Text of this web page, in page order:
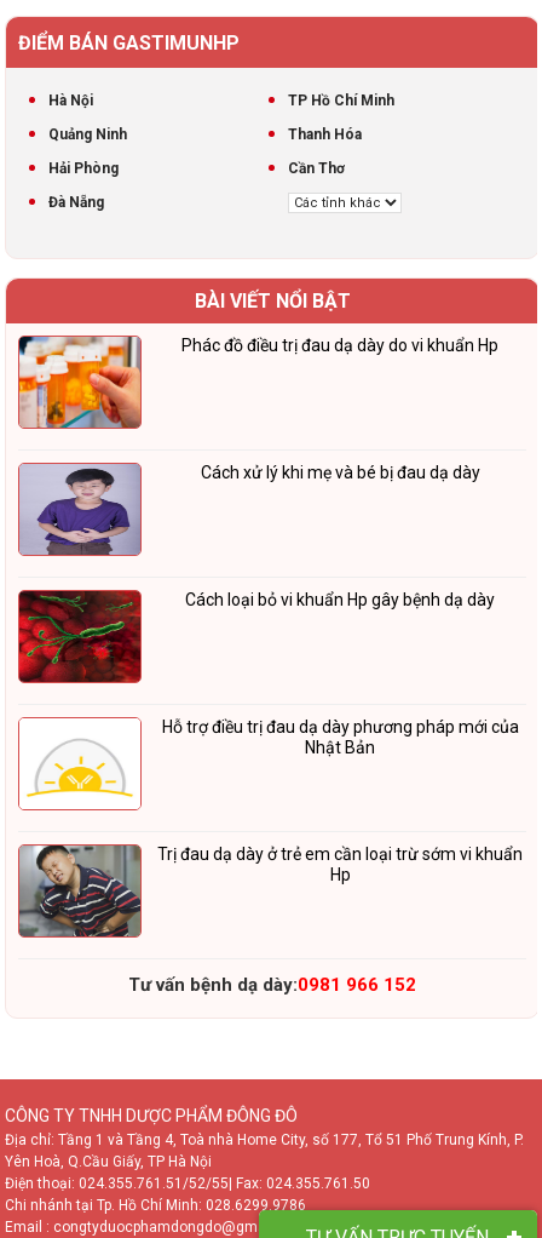
ĐIỂM BÁN GASTIMUNHP
Hà Nội
TP Hồ Chí Minh
Quảng Ninh
Thanh Hóa
Hải Phòng
Cần Thơ
Đà Nẵng
BÀI VIẾT NỔI BẬT
Phác đồ điều trị đau dạ dày do vi khuẩn Hp
Cách xử lý khi mẹ và bé bị đau dạ dày
Cách loại bỏ vi khuẩn Hp gây bệnh dạ dày
Hỗ trợ điều trị đau dạ dày phương pháp mới của
Nhật Bản
Trị đau dạ dày ở trẻ em cần loại trừ sớm vi khuẩn
Hp
Tư vấn bệnh dạ dày:0981 966 152
CÔNG TY TNHH DƯỢC PHẨM ĐÔNG ĐÔ
Địa chỉ: Tầng 1 và Tầng 4, Toà nhà Home City, số 177, Tổ 51 Phố Trung Kính, P.
Yên Hoà, Q.Cầu Giấy, TP Hà Nội
Điện thoại: 024.355.761.51/52/55
| Fax: 024.355.761.50
Chi nhánh tại Tp. Hồ Chí Minh: 028.6299.9786
Email : congtyduocphamdongdo@gmail.com